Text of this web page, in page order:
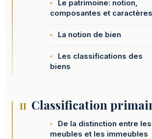
Le patrimoine: notion,
composantes et caractères
La notion de bien
Les classifications des
biens
II Classification
De la distinction entre les
meubles et les immeubles